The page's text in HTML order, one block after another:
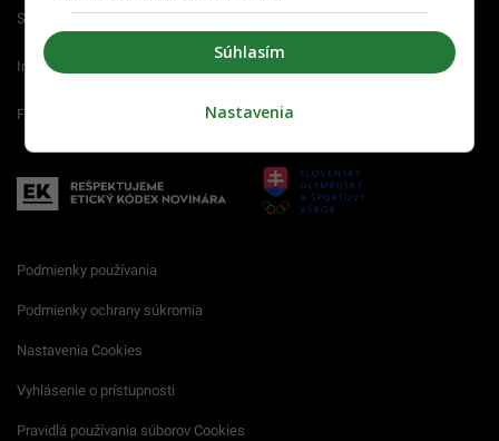
Startitup.sk Fontech.sk Odzadu.sk
Interez.sk
Femm.sk
Podmienky používania
Podmienky ochrany súkromia
Nastavenia Cookies
Vyhlásenie o prístupnosti
Pravidlá používania súborov Cookies
Súhlasím
Nastavenia